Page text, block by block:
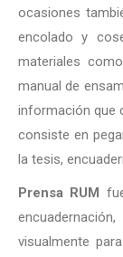
ocasiones
encolado y
materiales
manual de
información que
consiste en
la tesis,
Prensa RUM
visualmente